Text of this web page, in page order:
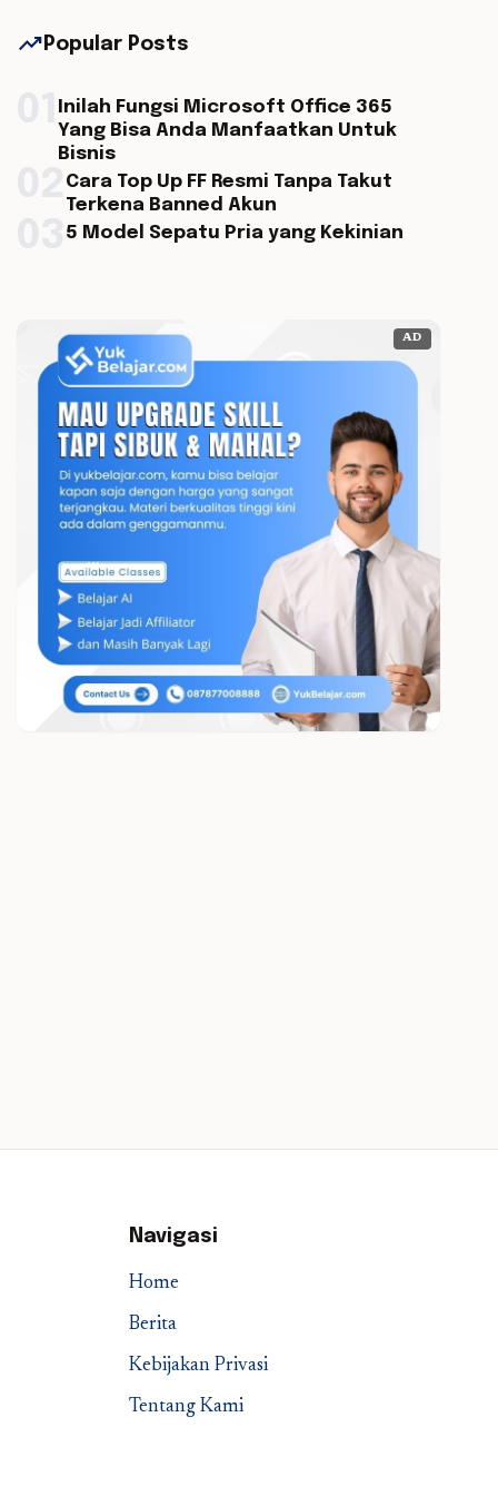
trending_up Popular Posts
Inilah Fungsi Microsoft Office 365
Yang Bisa Anda Manfaatkan Untuk
Bisnis
Cara Top Up FF Resmi Tanpa Takut
Terkena Banned Akun
5 Model Sepatu Pria yang Kekinian
AD
Navigasi
Home
Berita
Kebijakan Privasi
Tentang Kami